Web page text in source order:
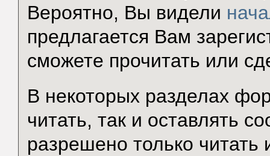
Вероятно, Вы видели
предлагается Вам
сможете прочитать или
В некоторых разделах
читать, так и оставлять
разрешено только читать